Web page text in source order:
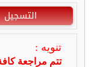
التسجيل
تنويه :
تتم مراجعة